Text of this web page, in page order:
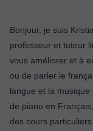
Bonjour, je suis
professeur et tuteur
vous améliorer et à
ou de parler le
langue et la
de piano en
des cours